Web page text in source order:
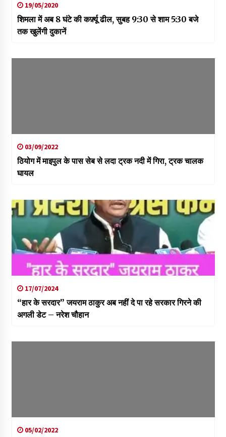
19/05/2020
शिमला में अब 8 घंटे की कर्फ़्यू ढील, सुबह 9:30 से शाम 5:30 बजे
तक खुलेंगी दुकानें
03/09/2022
ठियोग में माइपुल के पास सेब से लदा ट्रक नदी में गिरा, ट्रक चालक
घायल
17/07/2024
“हार के सरदार” जयराम ठाकुर अब नहीं दे पा रहे सरकार गिरने की
अगली डेट – नरेश चौहान
05/02/2022